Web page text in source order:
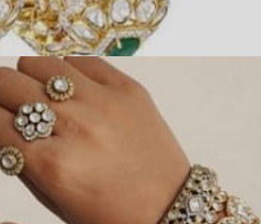
कुंदन बैंगल
ये सुंदर डिजाइन खूबसूरत हैवी
हैं। बैंगल की ये डिजाइन हाथों
को रॉयल लुक देगी।